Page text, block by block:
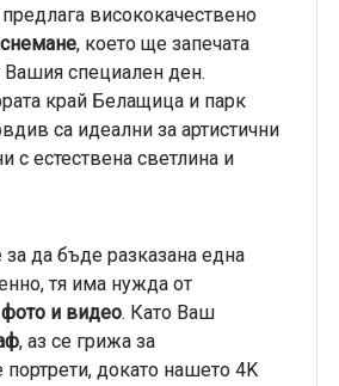
висококачествено
, което ще запечата
Вашия специален ден.
край Белащица и парк
са идеални за артистични
с естествена светлина и
да бъде разказана една
тя има нужда от
фото и видео. Като Ваш
, аз се грижа за
докато нашето 4K